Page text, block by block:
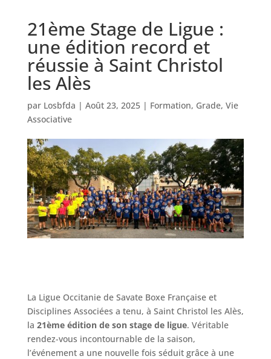
21ème Stage de Ligue :
une édition record et
réussie à Saint Christol
les Alès
par Losbfda | Août 23, 2025| Formation, Grade, Vie
Associative
La Ligue Occitanie de Savate Boxe Française et
Disciplines Associées a tenu, à Saint Christol les Alès,
la 21ème édition de son stage de ligue. Véritable
rendez-vous incontournable de la saison,
l’événement a une nouvelle fois séduit grâce à une